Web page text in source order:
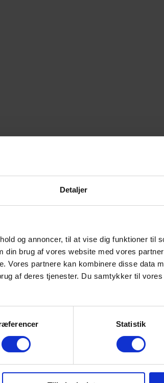
Detaljer
og annoncer, til at vise dig funktioner til
din brug af vores website med vores
Vores partnere kan kombinere disse data
af deres tjenester. Du samtykker til
Statistik